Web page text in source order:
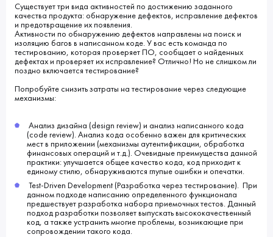
Существует три вида активностей по достижению заданного
качества продукта: обнаружение дефектов, исправление дефектов
и предотвращение их появления.
Активности по обнаружению дефектов направлены на поиск и
изоляцию багов в написанном коде. У вас есть команда по
тестированию, которая проверяет ПО, сообщает о найденных
дефектах и проверяет их исправление? Отлично! Но не слишком ли
поздно включается тестирование?
Попробуйте снизить затраты на тестирование через следующие
механизмы:
Анализ дизайна (design review) и анализ написанного кода
(code review). Анализ кода особенно важен для критических
мест в приложении (механизмы аутентификации, обработка
финансовых операций и т.д.). Очевидные преимущества данной
практики: улучшается общее качество кода, код приходит к
единому стилю, обнаруживаются глупые ошибки и опечатки.
Test-Driven Development (Разработка через тестирование). При
данном подходе написанию определенного функционала
предшествует разработка набора приемочных тестов. Данный
подход разработки позволяет выпускать высококачественный
код, а также устранить многие проблемы, возникающие при
сопровождении такого кода.